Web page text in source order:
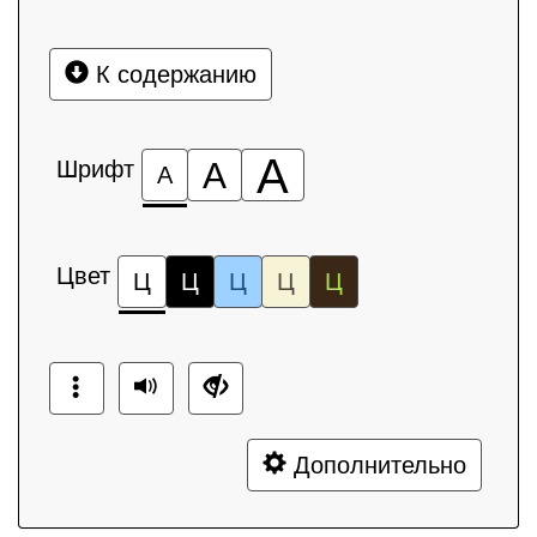
К содержанию
Шрифт А А А
Цвет Ц Ц Ц Ц Ц
Дополнительно